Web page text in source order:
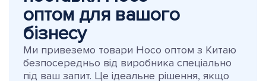
оптом для вашого
бізнесу
Ми привеземо товари Hoco оптом з Китаю
безпосередньо від виробника спеціально
під ваш запит. Це ідеальне рішення, якщо